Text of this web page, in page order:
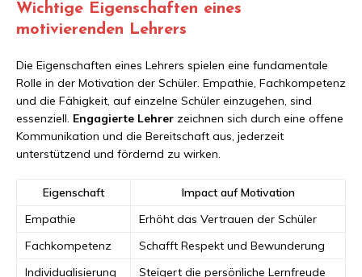
Wichtige Eigenschaften eines
motivierenden Lehrers
Die Eigenschaften eines Lehrers spielen eine fundamentale
Rolle in der Motivation der Schüler. Empathie, Fachkompetenz
und die Fähigkeit, auf einzelne Schüler einzugehen, sind
essenziell. Engagierte Lehrer zeichnen sich durch eine offene
Kommunikation und die Bereitschaft aus, jederzeit
unterstützend und fördernd zu wirken.
Eigenschaft
Impact auf Motivation
Empathie
Erhöht das Vertrauen der Schüler
Fachkompetenz
Schafft Respekt und Bewunderung
Individualisierung
Steigert die persönliche Lernfreude